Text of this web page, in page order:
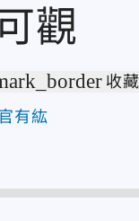
觀
收
有紘